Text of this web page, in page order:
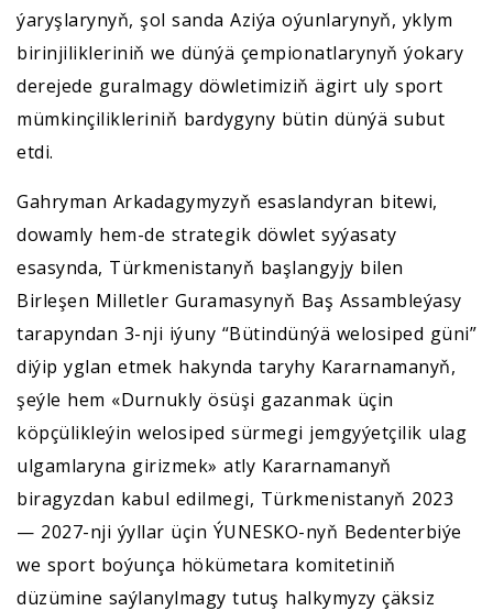
ýaryşlarynyň, şol sanda Aziýa oýunlarynyň, yklym
birinjilikleriniň we dünýä çempionatlarynyň ýokary
derejede guralmagy döwletimiziň ägirt uly sport
mümkinçilikleriniň bardygyny bütin dünýä subut
etdi.
Gahryman Arkadagymyzyň esaslandyran bitewi,
dowamly hem-de strategik döwlet syýasaty
esasynda, Türkmenistanyň başlangyjy bilen
Birleşen Milletler Guramasynyň Baş Assambleýasy
tarapyndan 3-nji iýuny “Bütindünýä welosiped güni”
diýip yglan etmek hakynda taryhy Kararnamanyň,
şeýle hem «Durnukly ösüşi gazanmak üçin
köpçülikleýin welosiped sürmegi jemgyýetçilik ulag
ulgamlaryna girizmek» atly Kararnamanyň
biragyzdan kabul edilmegi, Türkmenistanyň 2023
— 2027-nji ýyllar üçin ÝUNESKO-nyň Bedenterbiýe
we sport boýunça hökümetara komitetiniň
düzümine saýlanylmagy tutuş halkymyzy çäksiz